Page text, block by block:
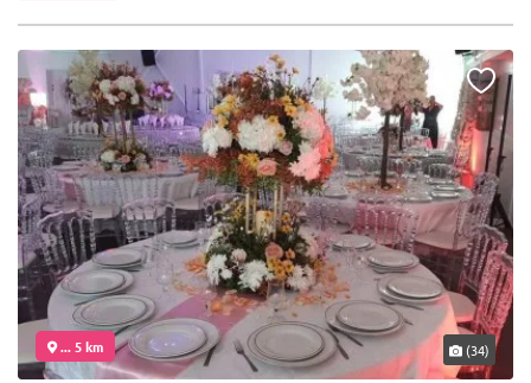
... 5 km (34)